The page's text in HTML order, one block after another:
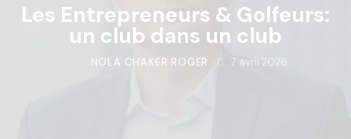
Les Entrepreneurs & Golfeurs:
un club dans un club
NOLA CHAKER ROGER 7 avril 2026